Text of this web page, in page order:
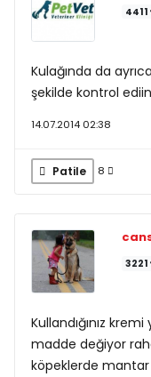
4411
Kulağında da
şekilde kontrol
14.07.2014 02:38
Patile 8
3221
Kullandığınız
madde değiyor
köpeklerde mantar